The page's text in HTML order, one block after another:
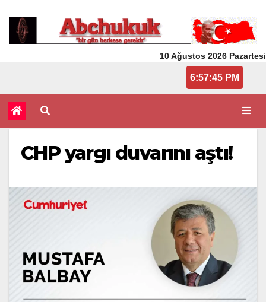
10 Ağustos 2026 Pazartesi
6:57:45 PM
CHP yargı duvarını aştı!